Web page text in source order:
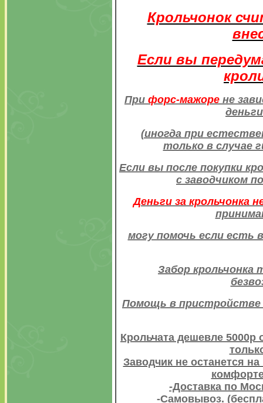
Крольчонок
Если вы
При форс-мажоре не
(иногда при
только в случае
Если вы после покупки
с заводчиком
Деньги за крольчонка
могу помочь если есть
Забор крольчонка
Помощь в пристройстве
Крольчата дешевле
Заводчик не останется
-Доставка по
-Самовывоз.